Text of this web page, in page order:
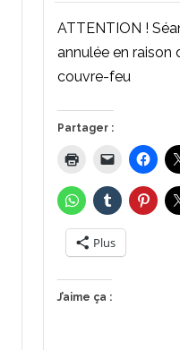
ATTENTION !
annulée en raison
couvre-feu
Partager :
Plus
J’aime ça :